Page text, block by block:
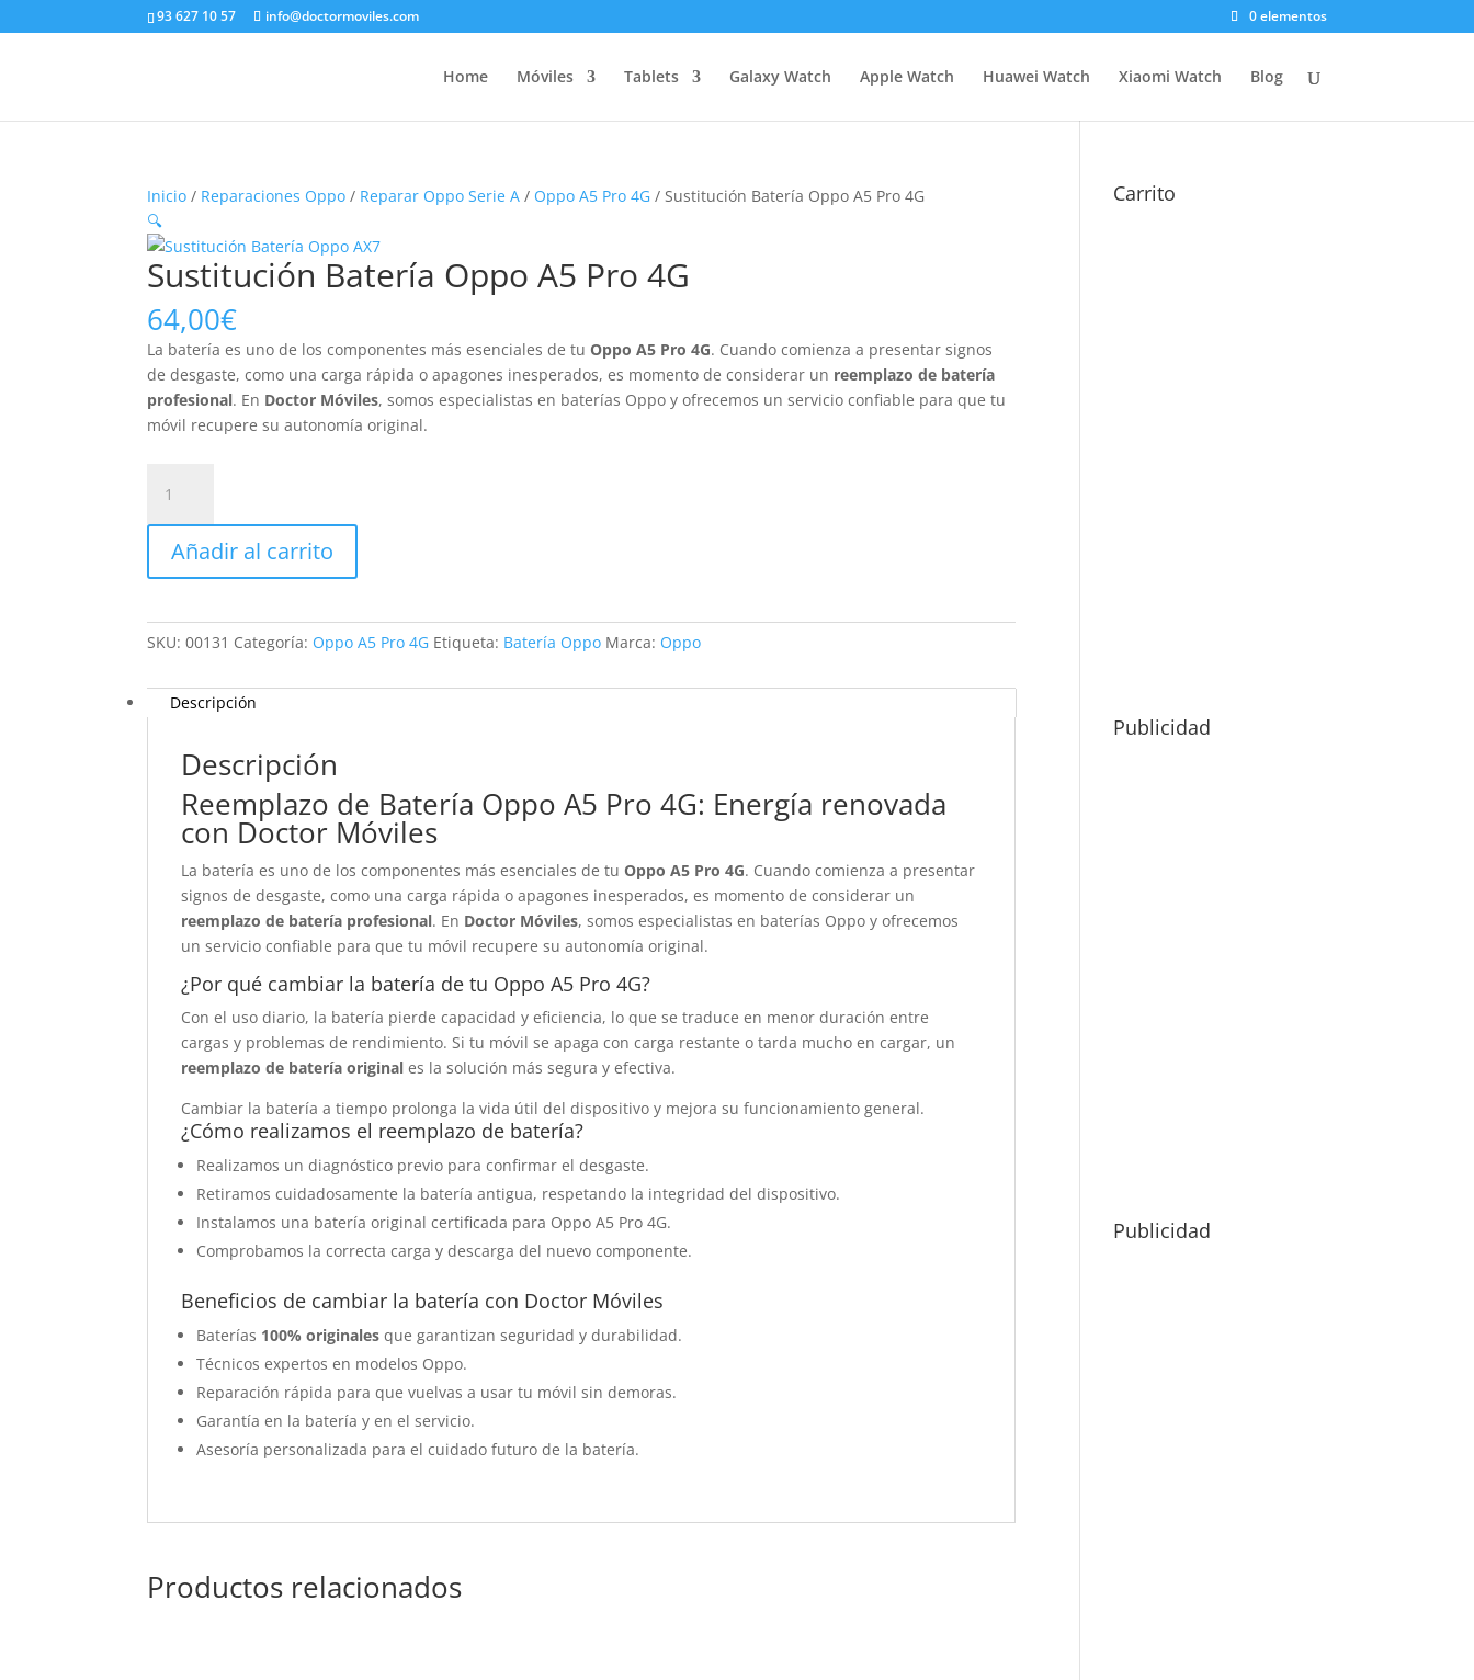
93 627 10 57 info@doctormoviles.com 0 elementos
Home Móviles Tablets Galaxy Watch Apple Watch Huawei Watch Xiaomi Watch Blog
Inicio / Reparaciones Oppo / Reparar Oppo Serie A / Oppo A5 Pro 4G / Sustitución Batería Oppo A5 Pro 4G
🔍
Sustitución Batería Oppo A5 Pro 4G
64,00€
La batería es uno de los componentes más esenciales de tuOppo A5 Pro 4G. Cuando comienza a presentar signos
de desgaste, como una carga rápida o apagones inesperados, es momento de considerar un reemplazo de batería
profesional. En Doctor Móviles, somos especialistas en baterías Oppo y ofrecemos un servicio confiable para que tu
móvil recupere su autonomía original.
Batería
Oppo
Pro
cantidad
Añadir al carrito
SKU:00131 Categoría: Oppo A5 Pro 4G Etiqueta: Batería Oppo Marca: Oppo
Descripción
Descripción
Reemplazo de Batería Oppo A5 Pro 4G: Energía renovada
con Doctor Móviles
La batería es uno de los componentes más esenciales de tuOppo A5 Pro 4G. Cuando comienza a presentar
signos de desgaste, como una carga rápida o apagones inesperados, es momento de considerar un
reemplazo de batería profesional. En Doctor Móviles, somos especialistas en baterías Oppo y ofrecemos
un servicio confiable para que tu móvil recupere su autonomía original.
¿Por qué cambiar la batería de tu Oppo A5 Pro 4G?
Con el uso diario, la batería pierde capacidad y eficiencia, lo que se traduce en menor duración entre
cargas y problemas de rendimiento. Si tu móvil se apaga con carga restante o tarda mucho en cargar, un
reemplazo de batería original es la solución más segura y efectiva.
Cambiar la batería a tiempo prolonga la vida útil del dispositivo y mejora su funcionamiento general.
¿Cómo realizamos el reemplazo de batería?
Realizamos un diagnóstico previo para confirmar el desgaste.
Retiramos cuidadosamente la batería antigua, respetando la integridad del dispositivo.
Instalamos una batería original certificada para Oppo A5 Pro 4G.
Comprobamos la correcta carga y descarga del nuevo componente.
Beneficios de cambiar la batería con Doctor Móviles
Baterías 100% originales que garantizan seguridad y durabilidad.
Técnicos expertos en modelos Oppo.
Reparación rápida para que vuelvas a usar tu móvil sin demoras.
Garantía en la batería y en el servicio.
Asesoría personalizada para el cuidado futuro de la batería.
Productos relacionados
Carrito
Publicidad
Publicidad